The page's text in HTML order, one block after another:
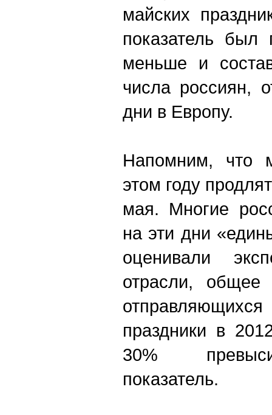
майских
показатель был
меньше и
числа россиян,
дни в Европу.
Напомним, что
этом году
мая. Многие
на эти дни
оценивали
отрасли, общее
праздники в
30%
показатель.